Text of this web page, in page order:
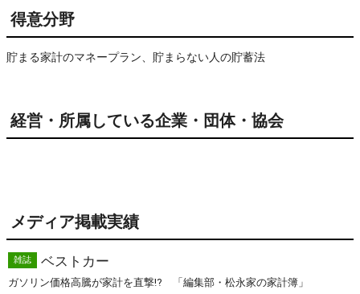
得意分野
貯まる家計のマネープラン、貯まらない人の貯蓄法
経営・所属している企業・団体・協会
メディア掲載実績
雑誌 ベストカー
ガソリン価格高騰が家計を直撃!? 「編集部・松永家の家計簿」